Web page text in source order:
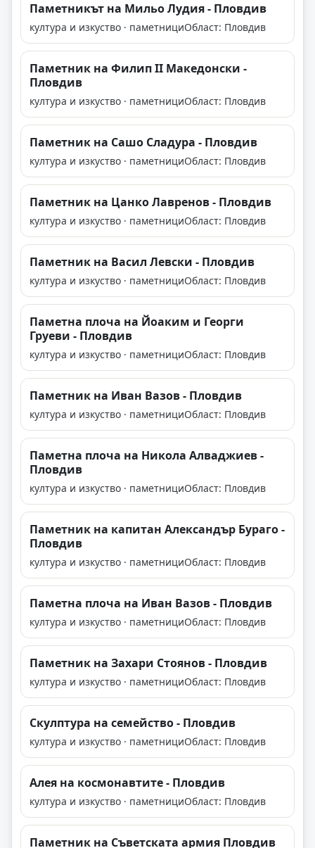
Паметникът на Мильо Лудия - Пловдив
култура и изкуство · паметнициОбласт: Пловдив
Паметник на Филип II Македонски -
Пловдив
култура и изкуство · паметнициОбласт: Пловдив
Паметник на Сашо Сладура - Пловдив
култура и изкуство · паметнициОбласт: Пловдив
Паметник на Цанко Лавренов - Пловдив
култура и изкуство · паметнициОбласт: Пловдив
Паметник на Васил Левски - Пловдив
култура и изкуство · паметнициОбласт: Пловдив
Паметна плоча на Йоаким и Георги
Груеви - Пловдив
култура и изкуство · паметнициОбласт: Пловдив
Паметник на Иван Вазов - Пловдив
култура и изкуство · паметнициОбласт: Пловдив
Паметна плоча на Никола Алваджиев -
Пловдив
култура и изкуство · паметнициОбласт: Пловдив
Паметник на капитан Александър Бураго -
Пловдив
култура и изкуство · паметнициОбласт: Пловдив
Паметна плоча на Иван Вазов - Пловдив
култура и изкуство · паметнициОбласт: Пловдив
Паметник на Захари Стоянов - Пловдив
култура и изкуство · паметнициОбласт: Пловдив
Скулптура на семейство - Пловдив
култура и изкуство · паметнициОбласт: Пловдив
Алея на космонавтите - Пловдив
култура и изкуство · паметнициОбласт: Пловдив
Паметник на Съветската армия Пловдив